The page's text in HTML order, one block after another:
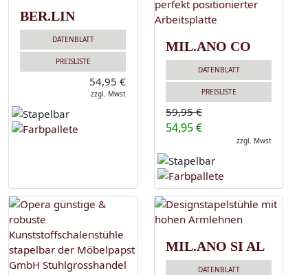
BER.LIN
DATENBLATT
PREISLISTE
54,95 €
zzgl. Mwst
MIL.ANO CO
DATENBLATT
PREISLISTE
59,95 €
54,95 €
zzgl. Mwst
MIL.ANO SI AL
DATENBLATT